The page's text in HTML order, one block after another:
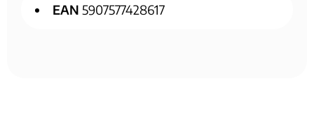
EAN 5907577428617